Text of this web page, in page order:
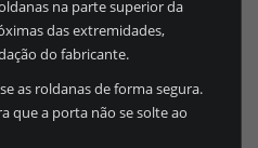
na parte superior da
das extremidades,
do fabricante.
as roldanas de forma segura.
que a porta não se solte ao